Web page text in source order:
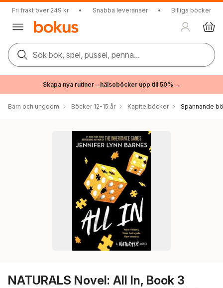
Fri frakt över 249 kr • Snabba leveranser • Billiga böcker
Sök bok, spel, pussel, penna...
Skapa nya rutiner – hälsoböcker upp till 50% →
Barn och ungdom Böcker 12-15 år Kapitelböcker Spännande
NATURALS Novel: All In, Book 3